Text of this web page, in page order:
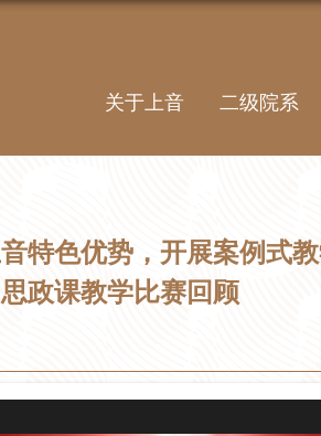
关于上音 二级院系
特色优势，开展案例式
政课教学比赛回顾